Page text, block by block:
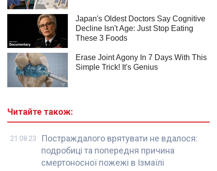
Читайте також:
Постраждалого врятувати не вдалося:
подробиці та попередня причина
смертоносної пожежі в Ізмаїлі
21.08.23